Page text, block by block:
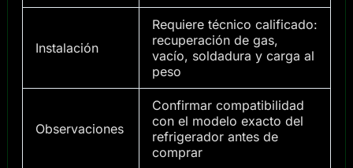
Instalación
Requiere técnico calificado:
recuperación de gas,
vacío, soldadura y carga al
peso
Observaciones
Confirmar compatibilidad
con el modelo exacto del
refrigerador antes de
comprar